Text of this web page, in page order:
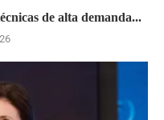
de alta demanda...